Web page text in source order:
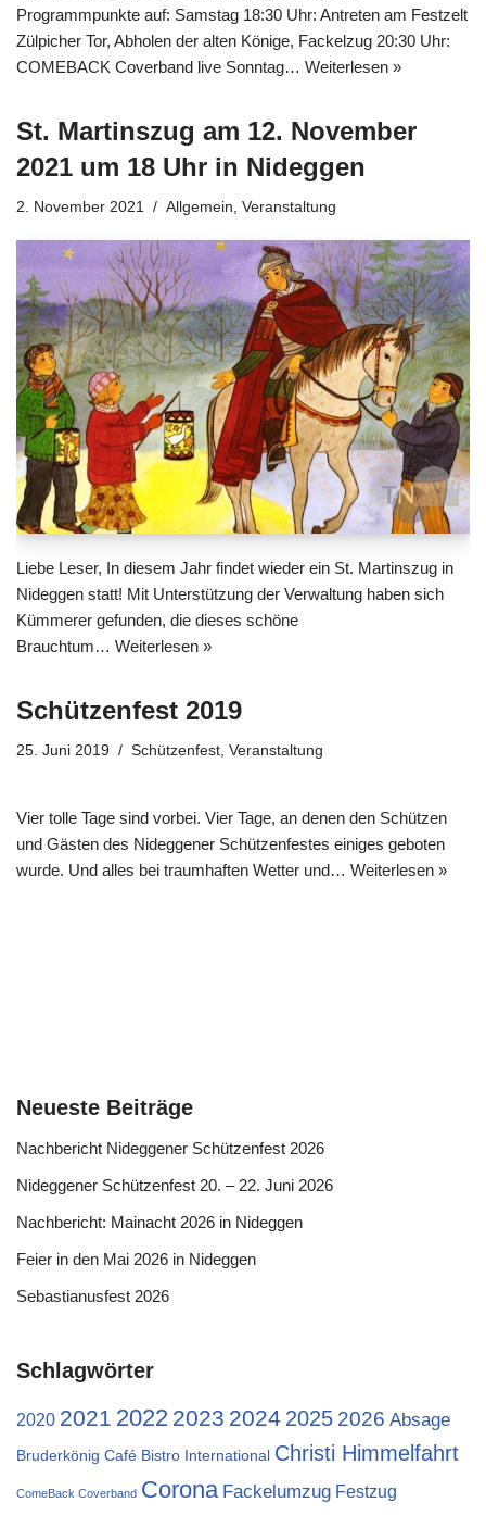
Programmpunkte auf: Samstag 18:30 Uhr: Antreten am Festzelt
Zülpicher Tor, Abholen der alten Könige, Fackelzug 20:30 Uhr:
COMEBACK Coverband live Sonntag… Weiterlesen »
St. Martinszug am 12. November
2021 um 18 Uhr in Nideggen
2. November 2021 Allgemein Veranstaltung
Liebe Leser, In diesem Jahr findet wieder ein St. Martinszug in
Nideggen statt! Mit Unterstützung der Verwaltung haben sich
Kümmerer gefunden, die dieses schöne
Brauchtum… Weiterlesen »
Schützenfest 2019
25. Juni 2019 Schützenfest, Veranstaltung
Vier tolle Tage sind vorbei. Vier Tage, an denen den Schützen
und Gästen des Nideggener Schützenfestes einiges geboten
wurde. Und alles bei traumhaften Wetter und… Weiterlesen »
Neueste Beiträge
Nachbericht Nideggener Schützenfest 2026
Nideggener Schützenfest 20. – 22. Juni 2026
Nachbericht: Mainacht 2026 in Nideggen
Feier in den Mai 2026 in Nideggen
Sebastianusfest 2026
Schlagwörter
2020 2021 2022 2023 2024 2025 2026 Absage
Bruderkönig Café Bistro International Christi Himmelfahrt
ComeBack Coverband Corona Fackelumzug Festzug